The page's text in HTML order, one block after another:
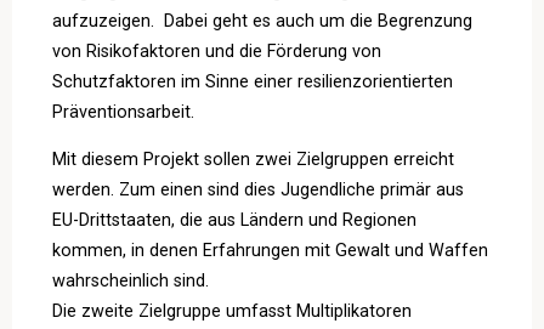
aufzuzeigen. Dabei geht es auch um die Begrenzung
von Risikofaktoren und die Förderung von
Schutzfaktoren im Sinne einer resilienzorientierten
Präventionsarbeit.
Mit diesem Projekt sollen zwei Zielgruppen erreicht
werden. Zum einen sind dies Jugendliche primär aus
EU-Drittstaaten, die aus Ländern und Regionen
kommen, in denen Erfahrungen mit Gewalt und Waffen
wahrscheinlich sind.
Die zweite Zielgruppe umfasst Multiplikatoren